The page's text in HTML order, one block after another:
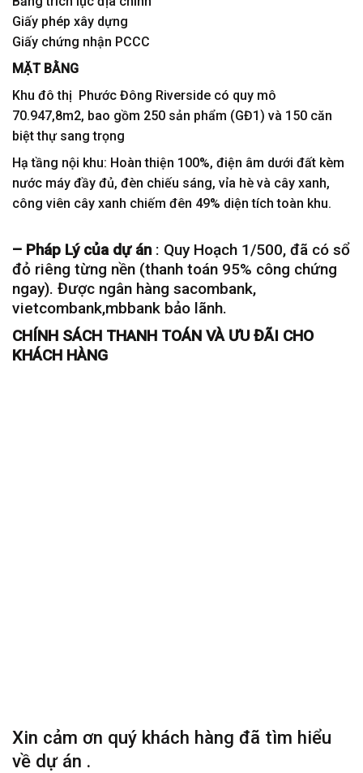
Giấy phép xây dựng
Giấy chứng nhận PCCC
MẶT BẰNG
Khu đô thị Phước Đông Riverside có quy mô
70.947,8m2, bao gồm 250 sản phẩm (GĐ1) và 150 căn
biệt thự sang trọng
Hạ tầng nội khu: Hoàn thiện 100%, điện âm dưới đất kèm
nước máy đầy đủ, đèn chiếu sáng, vỉa hè và cây xanh,
công viên cây xanh chiếm đên 49% diện tích toàn khu.
– Pháp Lý của dự án : Quy Hoạch 1/500, đã có sổ
đỏ riêng từng nền (thanh toán 95% công chứng
ngay). Được ngân hàng sacombank,
vietcombank,mbbank bảo lãnh.
CHÍNH SÁCH THANH TOÁN VÀ ƯU ĐÃI CHO
KHÁCH HÀNG
Xin cảm ơn quý khách hàng đã tìm hiểu
về dự án .